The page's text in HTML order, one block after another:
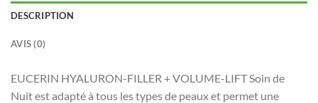
DESCRIPTION
AVIS (0)
EUCERIN HYALURON-FILLER + VOLUME-LIFT Soin de
Nuit est adapté à tous les types de peaux et permet une